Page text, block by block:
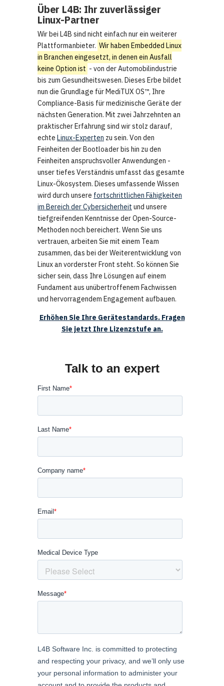
Über L4B: Ihr zuverlässiger
Linux-Partner
Wir bei L4B sind nicht einfach nur ein weiterer
Plattformanbieter. Wir haben Embedded Linux
in Branchen eingesetzt, in denen ein Ausfall
keine Option ist - von der Automobilindustrie
bis zum Gesundheitswesen. Dieses Erbe bildet
nun die Grundlage für MediTUX OS™, Ihre
Compliance-Basis für medizinische Geräte der
nächsten Generation. Mit zwei Jahrzehnten an
praktischer Erfahrung sind wir stolz darauf,
echte Linux-Experten zu sein. Von den
Feinheiten der Bootloader bis hin zu den
Feinheiten anspruchsvoller Anwendungen -
unser tiefes Verständnis umfasst das gesamte
Linux-Ökosystem. Dieses umfassende Wissen
wird durch unsere fortschrittlichen Fähigkeiten
im Bereich der Cybersicherheit und unsere
tiefgreifenden Kenntnisse der Open-Source-
Methoden noch bereichert. Wenn Sie uns
vertrauen, arbeiten Sie mit einem Team
zusammen, das bei der Weiterentwicklung von
Linux an vorderster Front steht. So können Sie
sicher sein, dass Ihre Lösungen auf einem
Fundament aus unübertroffenem Fachwissen
und hervorragendem Engagement aufbauen.
Erhöhen Sie Ihre Gerätestandards. Fragen
Sie jetzt Ihre Lizenzstufe an.